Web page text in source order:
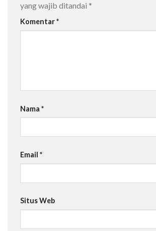
yang wajib ditandai *
Komentar*
Nama *
Email *
Situs Web